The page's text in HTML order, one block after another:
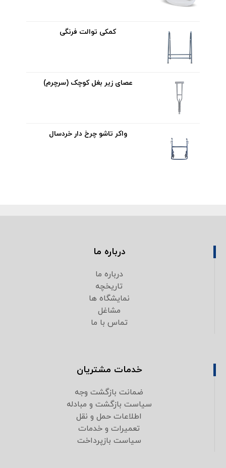
کمکی توالت فرنگی
عصای زیر بغل کوچک (سرچرم)
واکر تاشو چرخ دار خردسال
درباره ما
درباره ما
تاریخچه
نمایشگاه ها
مشاغل
تماس با ما
خدمات مشتریان
ضمانت بازگشت وجه
سیاست بازگشت و مبادله
اطلاعات حمل و نقل
تعمیرات و خدمات
سیاست بازپرداخت